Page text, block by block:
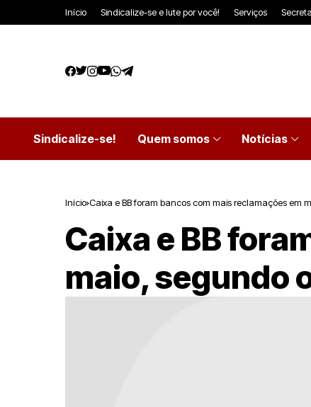
Início Sindicalize-se e lute por você! Serviços
Sindicalize-se! Quem somos Notícias
Início Caixa e BB foram bancos com mais reclamações em
Caixa e BB
maio, segundo